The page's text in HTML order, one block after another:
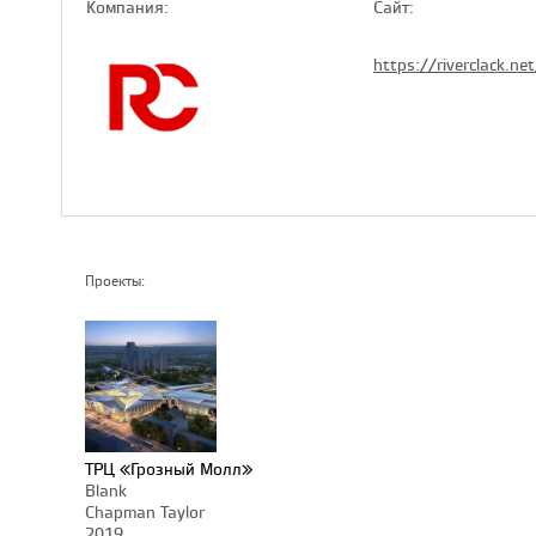
Компaния: Сайт:
https://
Проекты:
ТРЦ «Грозный Молл»
Blank
Chapman Taylor